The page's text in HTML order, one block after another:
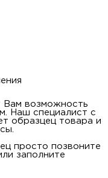
Вам возможность
Наш специалист с
образцец товара и
просто позвоните
заполните